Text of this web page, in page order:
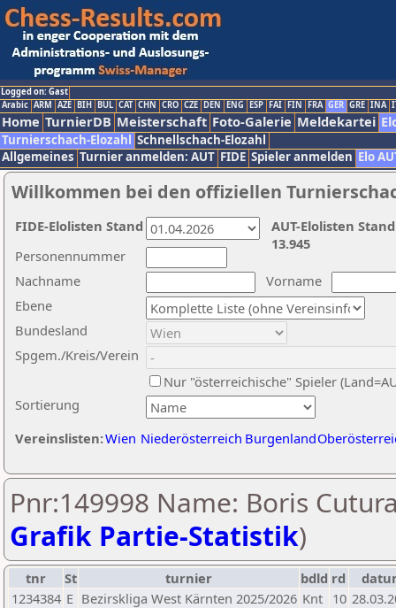
Logged on: Gast
Arabic ARM AZE BIH BUL CAT CHN CRO CZE DEN ENG ESP FAI FIN FRA GER GRE INA
Home TurnierDB Meisterschaft Foto-Galerie Meldekartei
Turnierschach-Elozahl Schnellschach-Elozahl
Allgemeines Turnier anmelden: AUT FIDE Spieler anmelden Elo
Willkommen bei den offiziellen
Nachname
Vorname
Ebene
Sortierung
Personennummer
Bundesland
Spgem./Kreis/Verein
Nur "österreichische" Spieler
Vereinslisten:Wien Niederösterreich Burgenland
AUT-Elolisten
13.945
FIDE-Elolisten Stand
Pnr:149998 Name: Boris
Grafik Partie-Statistik)
tnr St turnier bdld rd
1234384 E Bezirskliga West Kärnten 2025/2026 Knt 10